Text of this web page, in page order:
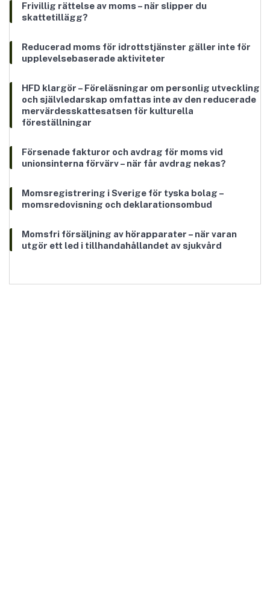
Frivillig rättelse av moms – när slipper du
skattetillägg?
Reducerad moms för idrottstjänster gäller inte för
upplevelsebaserade aktiviteter
HFD klargör – Föreläsningar om personlig utveckling
och självledarskap omfattas inte av den reducerade
mervärdesskattesatsen för kulturella
föreställningar
Försenade fakturor och avdrag för moms vid
unionsinterna förvärv – när får avdrag nekas?
Momsregistrering i Sverige för tyska bolag –
momsredovisning och deklarationsombud
Momsfri försäljning av hörapparater – när varan
utgör ett led i tillhandahållandet av sjukvård